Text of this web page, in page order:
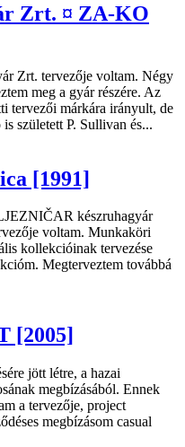
Zrt. ¤ ZA-KO
Zrt. tervezője voltam. Négy
meg a gyár részére. Az
tervezői márkára irányult, de
született P. Sullivan és...
[1991]
készruhagyár
voltam. Munkaköri
kollekcióinak tervezése
Megterveztem továbbá
[2005]
jött létre, a hazai
megbízásából. Ennek
a tervezője, project
megbízásom casual